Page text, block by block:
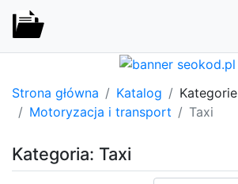
Strona główna Katalog
Kategorie
Motoryzacja i transport
Taxi
Kategoria: Taxi